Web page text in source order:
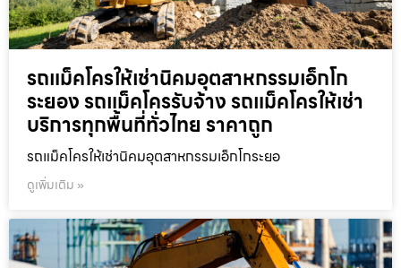
รถแม็คโครให้เช่านิคมอุตสาหกรรมเอ็กโก
ระยอง รถแม็คโครรับจ้าง รถแม็คโครให้เช่า
บริการทุกพื้นที่ทั่วไทย ราคาถูก
รถแม็คโครให้เช่านิคมอุตสาหกรรมเอ็กโกระยอ
ดูเพิ่มเติม »